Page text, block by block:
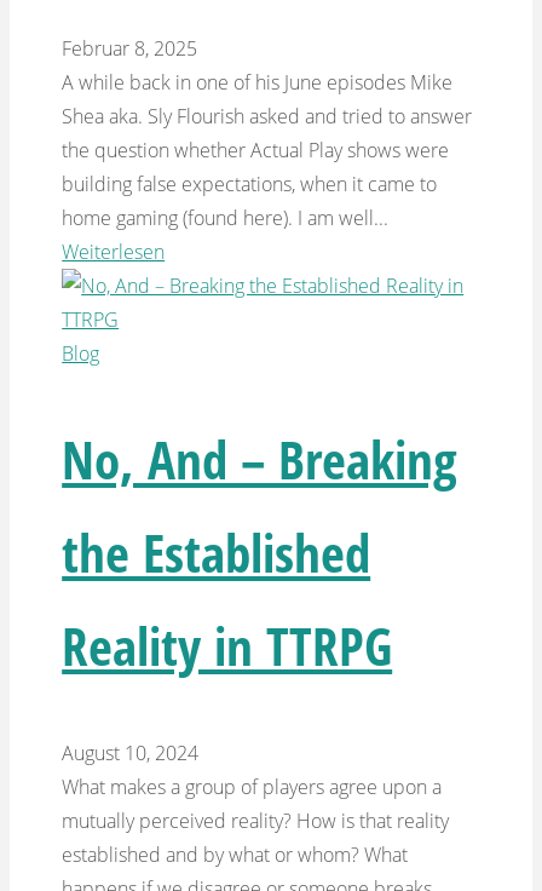
Februar 8, 2025
A while back in one of his June episodes Mike
Shea aka. Sly Flourish asked and tried to answer
the question whether Actual Play shows were
building false expectations, when it came to
home gaming (found here). I am well...
Weiterlesen
Blog
No, And – Breaking
the Established
Reality in TTRPG
August 10, 2024
What makes a group of players agree upon a
mutually perceived reality? How is that reality
established and by what or whom? What